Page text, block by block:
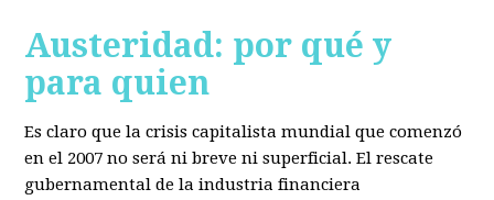
Austeridad: por qué y
para quien
Es claro que la crisis capitalista mundial que comenzó
en el 2007 no será ni breve ni superficial. El rescate
gubernamental de la industria financiera